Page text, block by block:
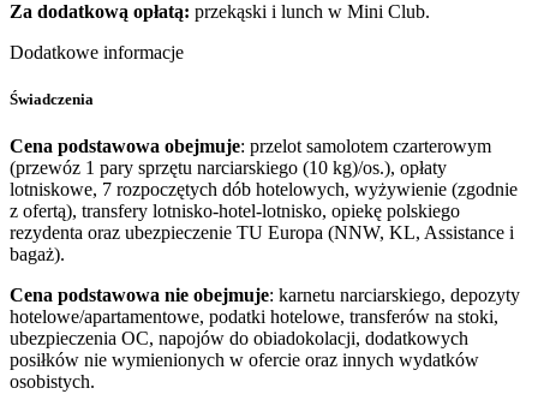
Za dodatkową opłatą: przekąski i lunch w Mini Club.
Dodatkowe informacje
Świadczenia
Cena podstawowa obejmuje: przelot samolotem czarterowym
(przewóz 1 pary sprzętu narciarskiego (10 kg)/os.), opłaty
lotniskowe, 7 rozpoczętych dób hotelowych, wyżywienie (zgodnie
z ofertą), transfery lotnisko-hotel-lotnisko, opiekę polskiego
rezydenta oraz ubezpieczenie TU Europa (NNW, KL, Assistance i
bagaż).
Cena podstawowa nie obejmuje: karnetu narciarskiego, depozyty
hotelowe/apartamentowe, podatki hotelowe, transferów na stoki,
ubezpieczenia OC, napojów do obiadokolacji, dodatkowych
posiłków nie wymienionych w ofercie oraz innych wydatków
osobistych.